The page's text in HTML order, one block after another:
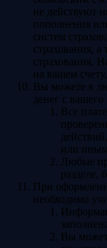
не действуют
пополнения
систем
страхования,
страхования.
на вашем
Вы можете в
денег с
Все
или иным
Любые
разделе,
При
необходимо
Вы